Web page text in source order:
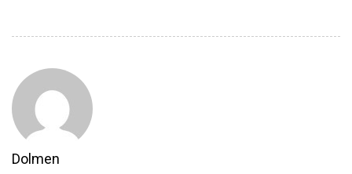
Dolmen